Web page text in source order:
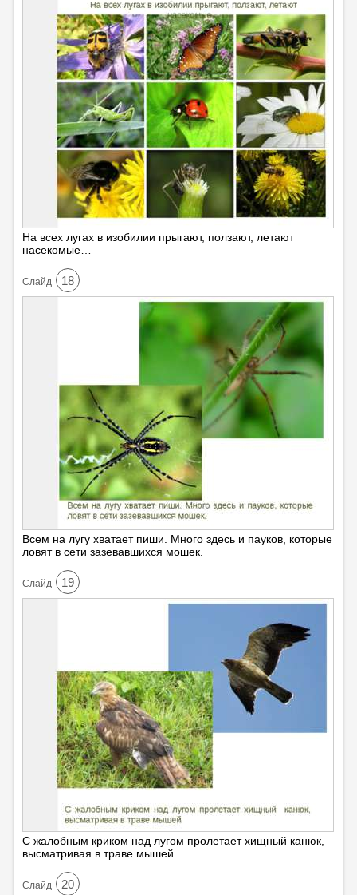
На всех лугах в изобилии прыгают, ползают, летают
насекомые…
Cлайд 18
Всем на лугу хватает пиши. Много здесь и пауков, которые
ловят в сети зазевавшихся мошек.
Cлайд 19
С жалобным криком над лугом пролетает хищный канюк,
высматривая в траве мышей.
Cлайд 20